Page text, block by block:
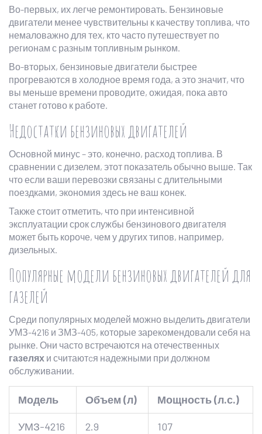
Во-первых, их легче ремонтировать. Бензиновые
двигатели менее чувствительны к качеству топлива, что
немаловажно для тех, кто часто путешествует по
регионам с разным топливным рынком.
Во-вторых, бензиновые двигатели быстрее
прогреваются в холодное время года, а это значит, что
вы меньше времени проводите, ожидая, пока авто
станет готово к работе.
Недостатки бензиновых двигателей
Основной минус – это, конечно, расход топлива. В
сравнении с дизелем, этот показатель обычно выше. Так
что если ваши перевозки связаны с длительными
поездками, экономия здесь не ваш конек.
Также стоит отметить, что при интенсивной
эксплуатации срок службы бензинового двигателя
может быть короче, чем у других типов, например,
дизельных.
Популярные модели бензиновых двигателей для
газелей
Среди популярных моделей можно выделить двигатели
УМЗ-4216 и ЗМЗ-405, которые зарекомендовали себя на
рынке. Они часто встречаются на отечественных
газелях и считаютcя надежными при должном
обслуживании.
Модель Объем (л) Мощность (л.с.)
УМЗ-4216 2.9 107